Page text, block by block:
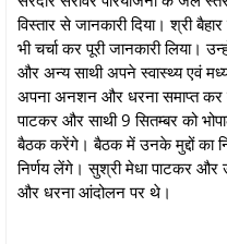
विस्तार से जानकारी दिया। श्री
भी चर्चा कर पूरी जानकारी लिया।
और अन्य साथी अपने स्वास्थ्य एवं
अपना अनशन और धरना समाप्त
पाटकर और साथी 9 सितम्बर को
बैठक करेंगे। बैठक में उनके मुद्दों का
निर्णय लेंगे। सुश्री मेधा पाटकर
और धरना आंदोलन पर थे।